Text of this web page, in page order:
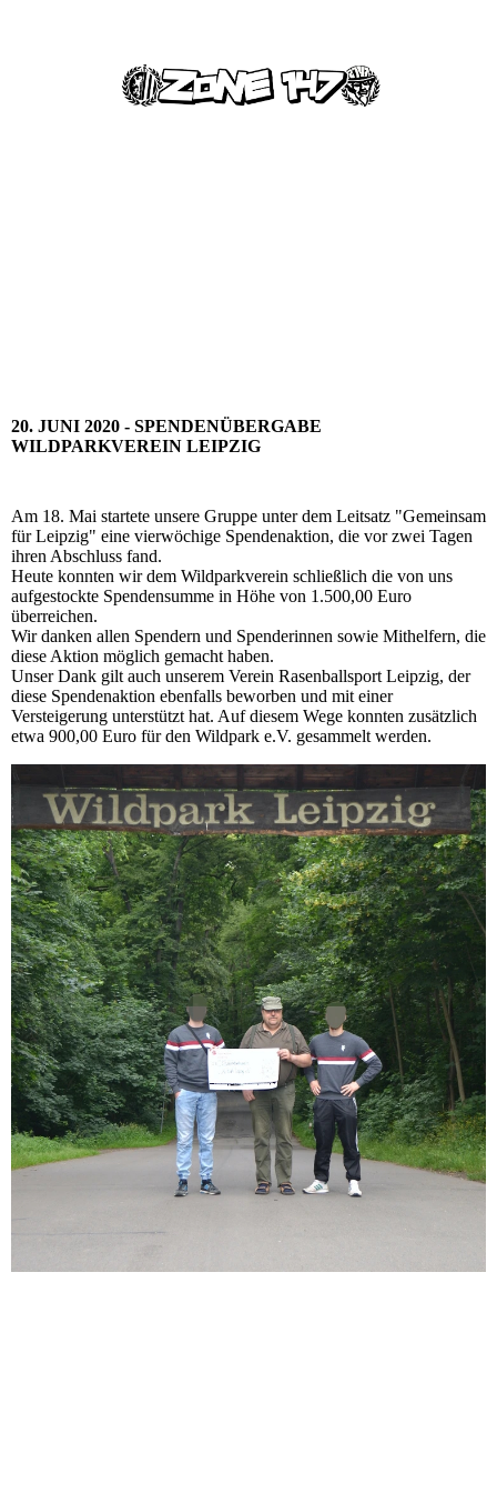
20. JUNI 2020 - SPENDENÜBERGABE
WILDPARKVEREIN LEIPZIG
Am 18. Mai startete unsere Gruppe unter dem Leitsatz "Gemeinsam
für Leipzig" eine vierwöchige Spendenaktion, die vor zwei Tagen
ihren Abschluss fand.
Heute konnten wir dem Wildparkverein schließlich die von uns
aufgestockte Spendensumme in Höhe von 1.500,00 Euro
überreichen.
Wir danken allen Spendern und Spenderinnen sowie Mithelfern, die
diese Aktion möglich gemacht haben.
Unser Dank gilt auch unserem Verein Rasenballsport Leipzig, der
diese Spendenaktion ebenfalls beworben und mit einer
Versteigerung unterstützt hat. Auf diesem Wege konnten zusätzlich
etwa 900,00 Euro für den Wildpark e.V. gesammelt werden.